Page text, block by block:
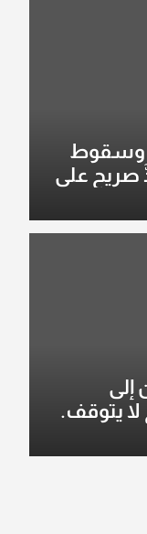
وسقوط
صريح على
إلى
يتوقف.